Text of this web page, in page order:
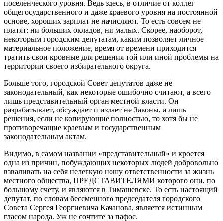
поселенческого уровня. Ведь здесь, в отличие от коллег
общегосударственного и даже краевого уровня на постоянной
основе, хороших зарплат не начисляют. То есть совсем не
платят: ни больших окладов, ни малых. Скорее, наоборот,
некоторым городским депутатам, каким позволяет личное
материальное положение, время от времени приходится
тратить свои кровные для решения той или иной проблемы на
территории своего избирательного округа.
Больше того, городской Совет депутатов даже не
законодательный, как некоторые ошибочно считают, а всего
лишь представительный орган местной власти. Он
разрабатывает, обсуждает и издает не Законы, а лишь
решения, если не копирующие полностью, то хотя бы не
противоречащие краевым и государственным
законодательным актам.
Видимо, в самом названии «представительный» и кроется
одна из причин, побуждающих некоторых людей добровольно
взваливать на себя нелегкую ношу ответственности за жизнь
местного общества, ПРЕДСТАВИТЕЛЯМИ которого они, по
большому счету, и являются в Тимашевске. То есть настоящий
депутат, по словам бессменного председателя городского
Совета Сергея Георгиевича Качанова, является истинным
гласом народа. Уж не сочтите за пафос.